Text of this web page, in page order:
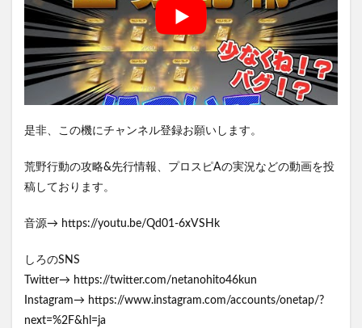
是非、この機にチャンネル登録お願いします。
荒野行動の攻略&先行情報、プロスピAの実況などの動画を投
稿しております。
音源→ https://youtu.be/Qd01-6xVSHk
しろのSNS
Twitter→ https://twitter.com/netanohito46kun
Instagram→ https://www.instagram.com/accounts/onetap/?
next=%2F&hl=ja